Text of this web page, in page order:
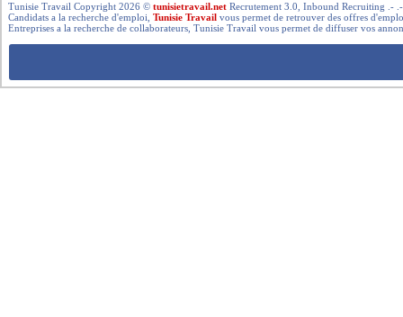
Tunisie Travail Copyright 2026 ©tunisietravail.net Recrutement 3.0, Inbound Recruiting .-
Candidats a la recherche d'emploi,Tunisie Travail vous permet de retrouver des offres
Entreprises a la recherche de collaborateurs, Tunisie Travail vous permet de diffuser vos